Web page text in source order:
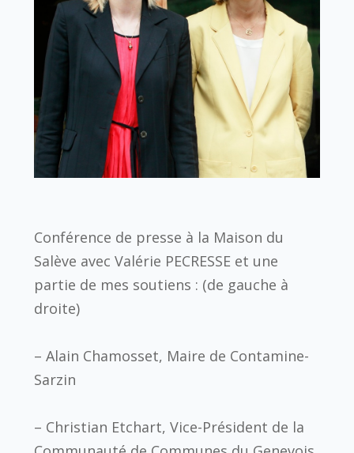
Conférence de presse à la Maison du
Salève avec Valérie PECRESSE et une
partie de mes soutiens : (de gauche à
droite)
– Alain Chamosset, Maire de Contamine-
Sarzin
– Christian Etchart, Vice-Président de la